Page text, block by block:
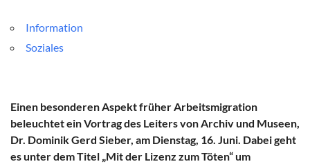
Information
Soziales
Einen besonderen Aspekt früher Arbeitsmigration
beleuchtet ein Vortrag des Leiters von Archiv und Museen,
Dr. Dominik Gerd Sieber, am Dienstag, 16. Juni. Dabei geht
es unter dem Titel „Mit der Lizenz zum Töten“ um